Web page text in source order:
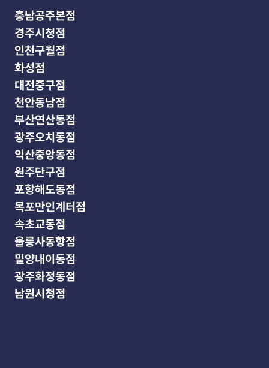
충남공주본점
경주시청점
인천구월점
화성점
대전중구점
천안동남점
부산연산동점
광주오치동점
익산중앙동점
원주단구점
포항해도동점
목포만인계터점
속초교동점
울릉사동항점
밀양내이동점
광주화정동점
남원시청점